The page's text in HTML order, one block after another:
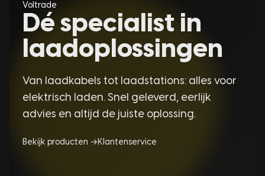
Voltrade
Dé specialist in
laadoplossingen
Van laadkabels tot laadstations: alles voor
elektrisch laden. Snel geleverd, eerlijk
advies en altijd de juiste oplossing.
Bekijk producten → Klantenservice